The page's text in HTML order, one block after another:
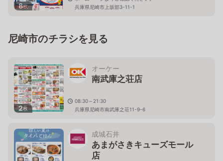
8枚
兵庫県尼崎市上坂部3-11-1
尼崎市のチラシを見る
2枚
オーケー
南武庫之荘店
08:30～21:30
兵庫県尼崎市南武庫之荘11-9-6
成城石井
あまがさきキューズモール
店